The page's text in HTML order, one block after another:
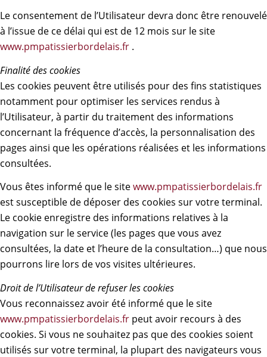
Le consentement de l’Utilisateur devra donc être renouvelé
à l’issue de ce délai qui est de 12 mois sur le site
www.pmpatissierbordelais.fr .
Finalité des cookies
Les cookies peuvent être utilisés pour des fins statistiques
notamment pour optimiser les services rendus à
l’Utilisateur, à partir du traitement des informations
concernant la fréquence d’accès, la personnalisation des
pages ainsi que les opérations réalisées et les informations
consultées.
Vous êtes informé que le sitewww.pmpatissierbordelais.fr
est susceptible de déposer des cookies sur votre terminal.
Le cookie enregistre des informations relatives à la
navigation sur le service (les pages que vous avez
consultées, la date et l’heure de la consultation…) que nous
pourrons lire lors de vos visites ultérieures.
Droit de l’Utilisateur de refuser les cookies
Vous reconnaissez avoir été informé que le site
www.pmpatissierbordelais.fr peut avoir recours à des
cookies. Si vous ne souhaitez pas que des cookies soient
utilisés sur votre terminal, la plupart des navigateurs vous